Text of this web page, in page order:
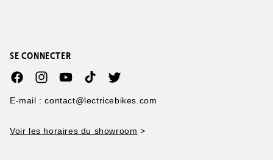
SE CONNECTER
FacebookInstagramYouTubeTikTokTwitter
E-mail : contact@lectricebikes.com
Voir les horaires du showroom >